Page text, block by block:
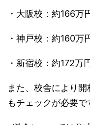
・大阪校：約166万
・神戸校：約160万
・新宿校：約172万
また、校舎により
もチェックが必要で